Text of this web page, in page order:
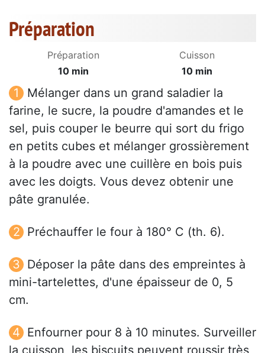
Préparation
Préparation
10 min
Cuisson
10 min
Mélanger dans un grand saladier la
farine, le sucre, la poudre d'amandes et le
sel, puis couper le beurre qui sort du frigo
en petits cubes et mélanger grossièrement
à la poudre avec une cuillère en bois puis
avec les doigts. Vous devez obtenir une
pâte granulée.
Préchauffer le four à 180° C (th. 6).
Déposer la pâte dans des empreintes à
mini-tartelettes, d'une épaisseur de 0, 5
cm.
Enfourner pour 8 à 10 minutes. Surveiller